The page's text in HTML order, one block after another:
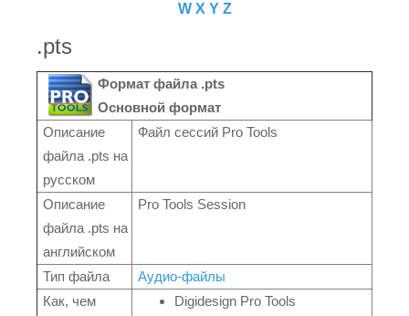
W X Y Z
.pts
Формат файла .pts
Основной формат
Описание
файла .pts на
русском
Файл сессий Pro Tools
Описание
файла .pts на
английском
Pro Tools Session
Тип файла
Аудио-файлы
Как, чем
Digidesign Pro Tools